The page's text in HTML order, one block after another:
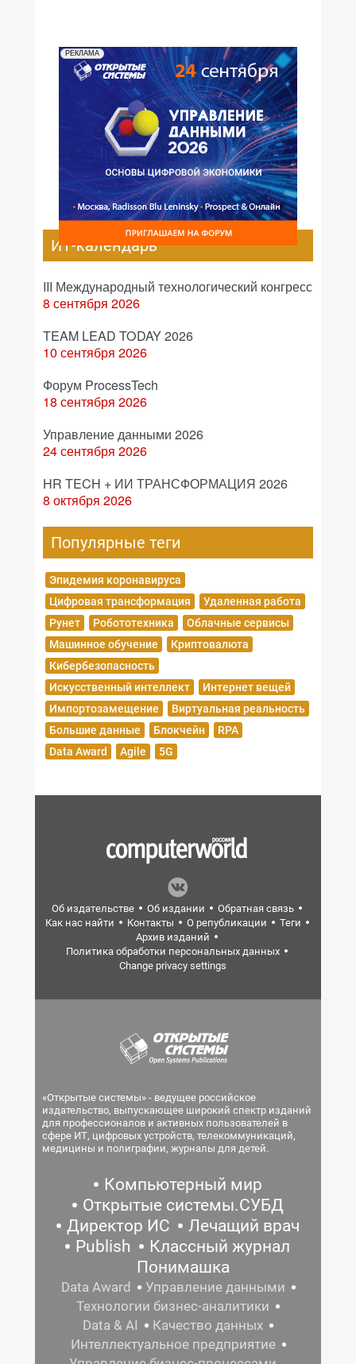
РЕКЛАМА
ИТ-календарь
III Международный технологический конгресс
8 сентября 2026
TEAM LEAD TODAY 2026
10 сентября 2026
Форум ProcessTech
18 сентября 2026
Управление данными 2026
24 сентября 2026
HR TECH + ИИ ТРАНСФОРМАЦИЯ 2026
8 октября 2026
Популярные теги
Эпидемия коронавируса
Цифровая трансформация
Удаленная работа
Рунет
Робототехника
Облачные сервисы
Машинное обучение
Криптовалюта
Кибербезопасность
Искусственный интеллект
Интернет вещей
Импортозамещение
Виртуальная реальность
Большие данные
Блокчейн
RPA
Data Award
Agile 5G
Об издательстве Об издании
Обратная связь
Как нас найти
Контакты О републикации
Теги
Архив изданий
Политика обработки персональных данных
Change privacy settings
«Открытые системы» - ведущее российское
издательство, выпускающее широкий спектр изданий
для профессионалов и активных пользователей в
сфере ИТ, цифровых устройств, телекоммуникаций,
медицины и полиграфии, журналы для детей.
Компьютерный мир
Открытые системы.СУБД
Директор ИС
Лечащий врач
Publish
Классный журнал
Понимашка
Data Award
Управление данными
Технологии бизнес-аналитики
Data & AI
Качество данных
Интеллектуальное предприятие